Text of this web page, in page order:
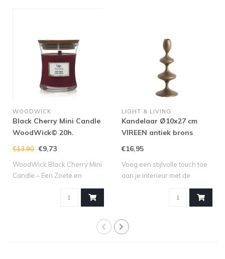
WOODWICK
Black Cherry Mini Candle
WoodWick© 20h.
€13,90 €9,73
WoodWick Black Cherry Mini
Candle – Een Zoete en
LIGHT & LIVING
Kandelaar Ø10x27 cm
VIREEN antiek brons
€16,95
Voeg een stijlvolle touch toe
aan je interieur met de